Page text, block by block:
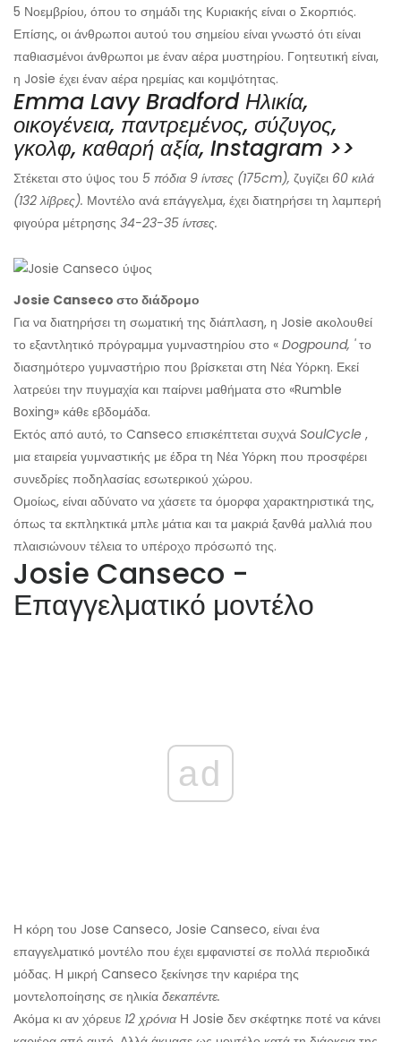
5 Νοεμβρίου, όπου το σημάδι της Κυριακής είναι ο Σκορπιός.
Επίσης, οι άνθρωποι αυτού του σημείου είναι γνωστό ότι είναι
παθιασμένοι άνθρωποι με έναν αέρα μυστηρίου. Γοητευτική είναι,
η Josie έχει έναν αέρα ηρεμίας και κομψότητας.
Emma Lavy Bradford Ηλικία,
οικογένεια, παντρεμένος, σύζυγος,
γκολφ, καθαρή αξία, Instagram >>
Στέκεται στο ύψος του 5 πόδια 9 ίντσες (175cm), ζυγίζει 60 κιλά
(132 λίβρες). Μοντέλο ανά επάγγελμα, έχει διατηρήσει τη λαμπερή
φιγούρα μέτρησης 34-23-35 ίντσες.
Josie Canseco στο διάδρομο
Για να διατηρήσει τη σωματική της διάπλαση, η Josie ακολουθεί
το εξαντλητικό πρόγραμμα γυμναστηρίου στο « Dogpound, 'το
διασημότερο γυμναστήριο που βρίσκεται στη Νέα Υόρκη. Εκεί
λατρεύει την πυγμαχία και παίρνει μαθήματα στο «Rumble
Boxing» κάθε εβδομάδα.
Εκτός από αυτό, το Canseco επισκέπτεται συχνά SoulCycle ,
μια εταιρεία γυμναστικής με έδρα τη Νέα Υόρκη που προσφέρει
συνεδρίες ποδηλασίας εσωτερικού χώρου.
Ομοίως, είναι αδύνατο να χάσετε τα όμορφα χαρακτηριστικά της,
όπως τα εκπληκτικά μπλε μάτια και τα μακριά ξανθά μαλλιά που
πλαισιώνουν τέλεια το υπέροχο πρόσωπό της.
Josie Canseco -
Επαγγελματικό μοντέλο
ad
Η κόρη του Jose Canseco, Josie Canseco, είναι ένα
επαγγελματικό μοντέλο που έχει εμφανιστεί σε πολλά περιοδικά
μόδας. Η μικρή Canseco ξεκίνησε την καριέρα της
μοντελοποίησης σε ηλικία δεκαπέντε.
Ακόμα κι αν χόρευε 12 χρόνια Η Josie δεν σκέφτηκε ποτέ να κάνει